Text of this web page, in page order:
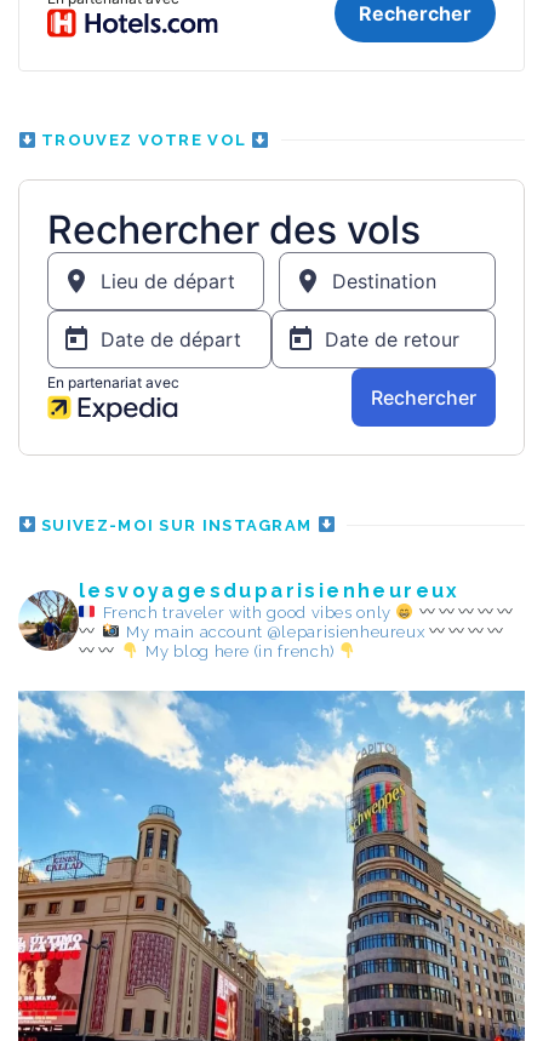
TROUVEZ VOTRE VOL
SUIVEZ-MOI SUR INSTAGRAM
lesvoyagesduparisienheureux
French traveler with good vibes only
My main account @leparisienheureux
My blog here (in french)